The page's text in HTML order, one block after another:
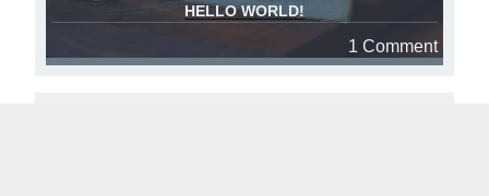
HELLO WORLD!
1 Comment